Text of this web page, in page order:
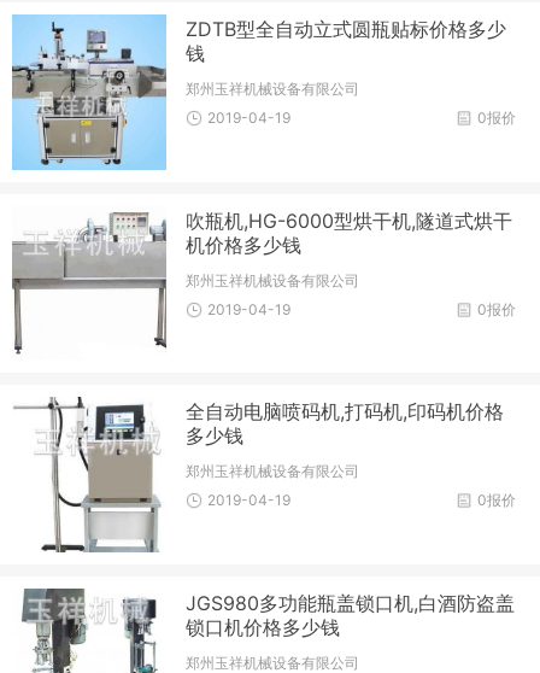
ZDTB型全自动立式圆瓶贴标价格多少
钱
郑州玉祥机械设备有限公司
0报价
2019-04-19
吹瓶机,HG-6000型烘干机,隧道式烘干
机价格多少钱
郑州玉祥机械设备有限公司
0报价
2019-04-19
全自动电脑喷码机,打码机,印码机价格
多少钱
郑州玉祥机械设备有限公司
0报价
2019-04-19
JGS980多功能瓶盖锁口机,白酒防盗盖
锁口机价格多少钱
郑州玉祥机械设备有限公司